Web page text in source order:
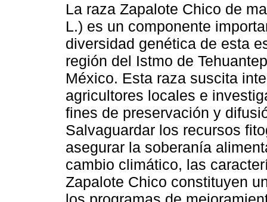
La raza Zapalote Chico de
L.) es un componente
diversidad genética de esta
región del Istmo de
México. Esta raza suscita
agricultores locales e
fines de preservación y
Salvaguardar los recursos
asegurar la soberanía
cambio climático, las
Zapalote Chico constituyen